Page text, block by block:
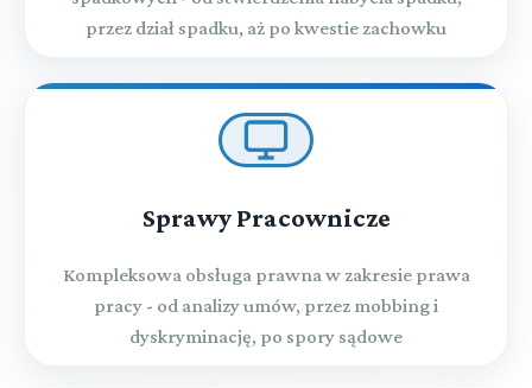
przez dział spadku, aż po kwestie zachowku
Sprawy Pracownicze
Kompleksowa obsługa prawna w zakresie prawa
pracy - od analizy umów, przez mobbing i
dyskryminację, po spory sądowe